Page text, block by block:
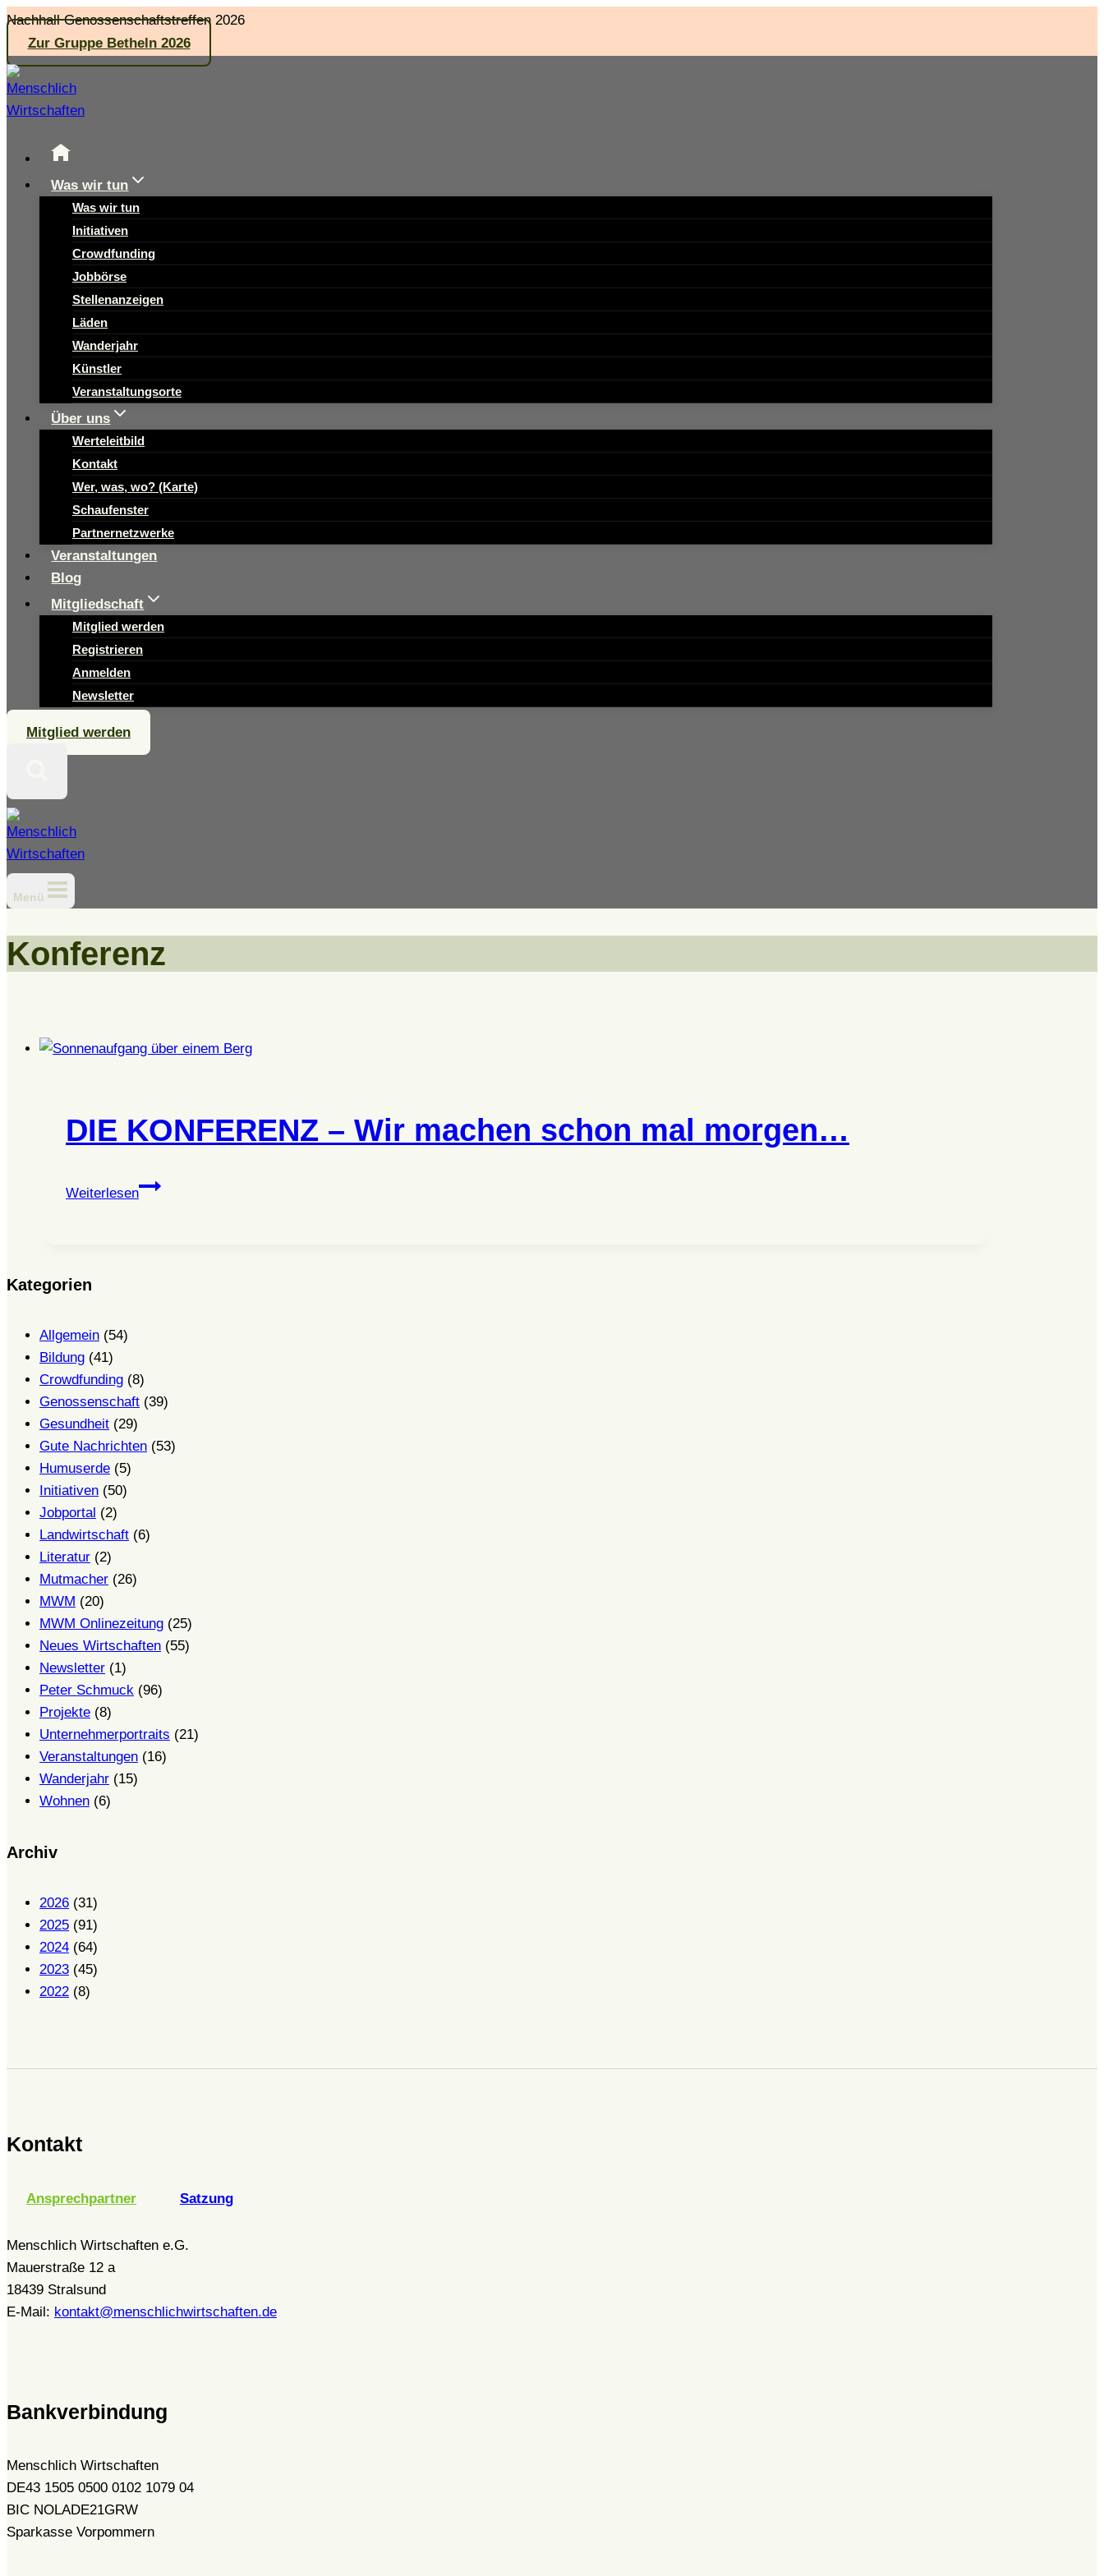
Zum
Inhalt
springen
Nachhall Genossenschaftstreffen 2026
Zur Gruppe Betheln 2026
Was wir tun
Was wir tun
Initiativen
Crowdfunding
Jobbörse
Stellenanzeigen
Läden
Wanderjahr
Künstler
Veranstaltungsorte
Über uns
Werteleitbild
Kontakt
Wer, was, wo? (Karte)
Schaufenster
Partnernetzwerke
Veranstaltungen
Blog
Mitgliedschaft
Mitglied werden
Registrieren
Anmelden
Newsletter
Mitglied werden
Menü
Konferenz
DIE KONFERENZ – Wir machen schon mal morgen…
Weiterlesen
DIE
Kategorien
Allgemein (54)
Bildung (41)
Crowdfunding (8)
Genossenschaft (39)
Gesundheit (29)
Gute Nachrichten (53)
Humuserde (5)
Initiativen (50)
Jobportal (2)
Landwirtschaft (6)
Literatur (2)
Mutmacher (26)
MWM (20)
MWM Onlinezeitung (25)
Neues Wirtschaften (55)
Newsletter (1)
Peter Schmuck (96)
Projekte (8)
Unternehmerportraits (21)
Veranstaltungen (16)
Wanderjahr (15)
Wohnen (6)
Archiv
2026 (31)
2025 (91)
2024 (64)
2023 (45)
2022 (8)
Kontakt
Ansprechpartner Satzung
Menschlich Wirtschaften e.G.
Mauerstraße 12 a
18439 Stralsund
E-Mail: kontakt@menschlichwirtschaften.de
Bankverbindung
Menschlich Wirtschaften
DE43 1505 0500 0102 1079 04
BIC NOLADE21GRW
Sparkasse Vorpommern